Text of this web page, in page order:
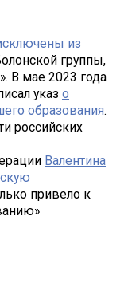
из
группы,
В мае 2023 года
указ о
образования.
российских
Валентина
привело к